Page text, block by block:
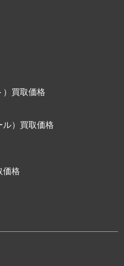
）買取価格
ル）買取価格
価格